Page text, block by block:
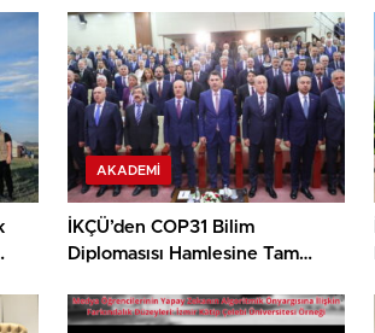
AKADEMI
İKÇÜ’den COP31 Bilim
Diplomasısı Hamlesine Tam